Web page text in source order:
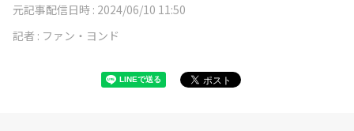
元記事配信日時 : 2024/06/10 11:50
記者 : ファン・ヨンド